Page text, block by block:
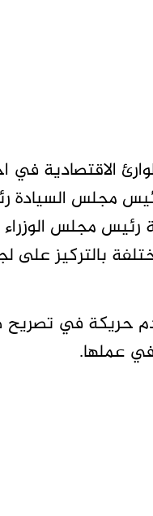
الاقتصادية في
مجلس السيادة
رئيس مجلس
بالتركيز
حريكة في
في عملها.